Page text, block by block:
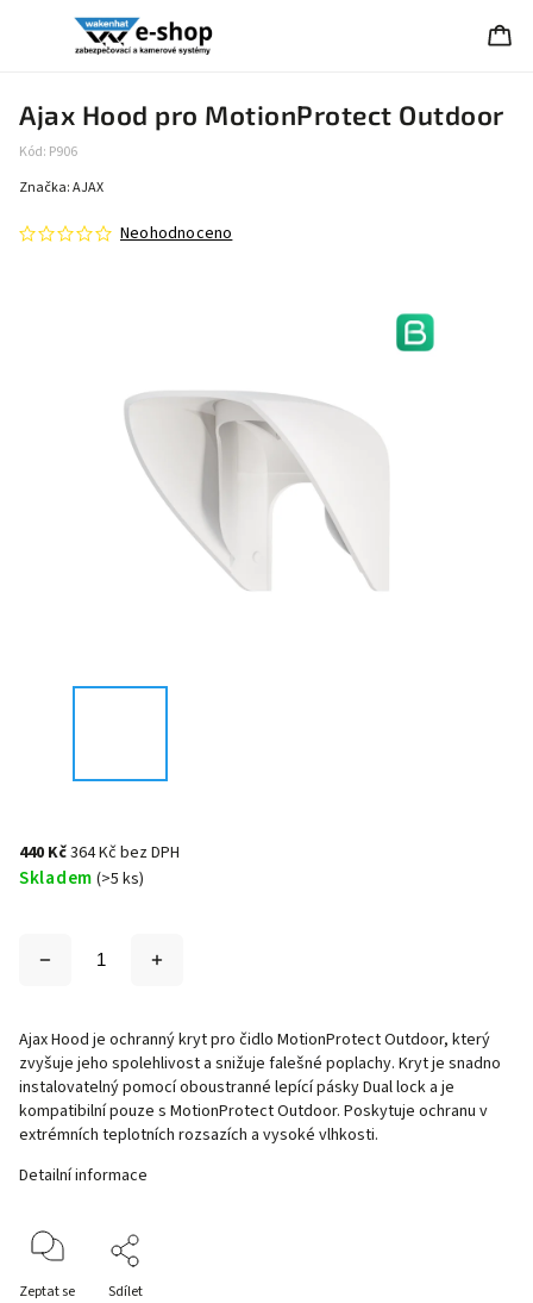
Ajax Hood pro MotionProtect Outdoor
Kód: P906
Neohodnoceno
Značka:AJAX
440 Kč364 Kč bez DPH
Skladem (>5 ks)
Ajax Hood je ochranný kryt pro čidlo MotionProtect Outdoor, který
zvyšuje jeho spolehlivost a snižuje falešné poplachy. Kryt je snadno
instalovatelný pomocí oboustranné lepící pásky Dual lock a je
kompatibilní pouze s MotionProtect Outdoor. Poskytuje ochranu v
extrémních teplotních rozsazích a vysoké vlhkosti.
Detailní informace
Zeptat se Sdílet